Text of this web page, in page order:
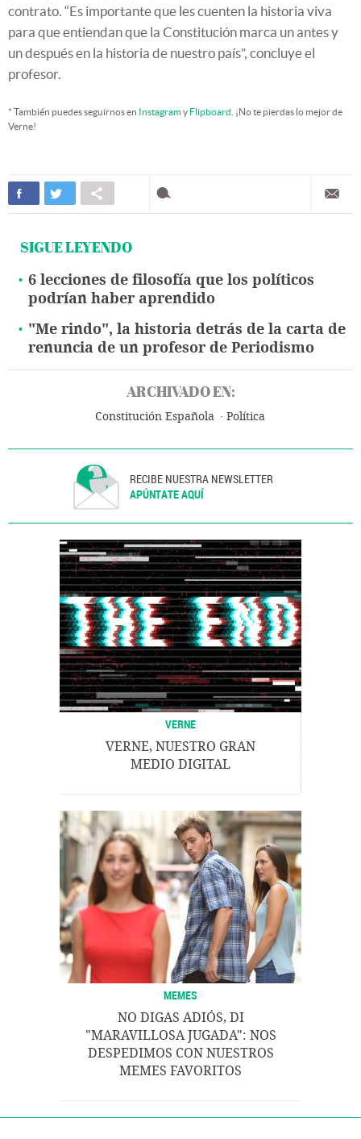
contrato. “Es importante que les cuenten la historia viva
para que entiendan que la Constitución marca un antes y
un después en la historia de nuestro país”, concluye el
profesor.
* También puedes seguirnos en Instagramy Flipboard . ¡No te pierdas lo mejor de
Verne!
SIGUE LEYENDO
6 lecciones de filosofía que los políticos
podrían haber aprendido
"Me rindo", la historia detrás de la carta de
renuncia de un profesor de Periodismo
ARCHIVADO EN:
Constitución Española Política
RECIBE NUESTRA NEWSLETTER
APÚNTATE AQUÍ
VERNE
VERNE, NUESTRO GRAN
MEDIO DIGITAL
MEMES
NO DIGAS ADIÓS, DI
"MARAVILLOSA JUGADA": NOS
DESPEDIMOS CON NUESTROS
MEMES FAVORITOS